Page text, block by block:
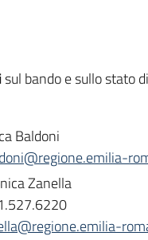
sul bando e sullo stato
Baldoni
Zanella